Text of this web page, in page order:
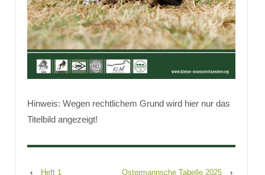
Hinweis: Wegen rechtlichem Grund wird hier nur das
Titelbild angezeigt!
‹ Heft 1 Ostermannsche Tabelle 2025 ›